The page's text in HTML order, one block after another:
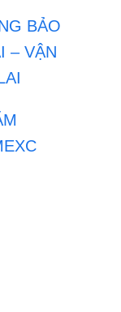
BẢO
– VẬN